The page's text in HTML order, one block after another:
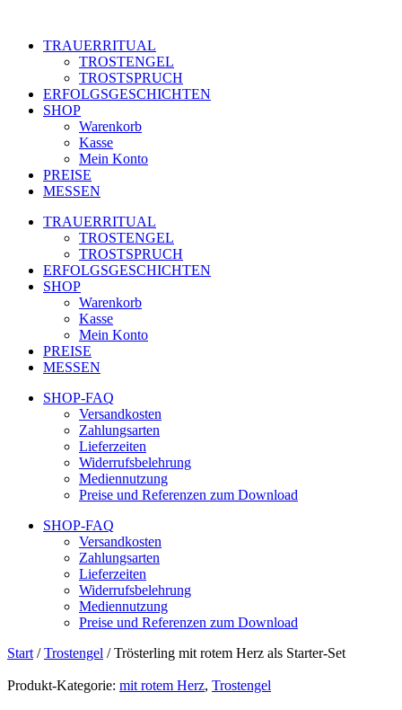
springenTRAUERRITUAL
TROSTENGEL
TROSTSPRUCH
ERFOLGSGESCHICHTEN
SHOP
Warenkorb
Kasse
Mein Konto
PREISE
MESSEN
TRAUERRITUAL
TROSTENGEL
TROSTSPRUCH
ERFOLGSGESCHICHTEN
SHOP
Warenkorb
Kasse
Mein Konto
PREISE
MESSEN
SHOP-FAQ
Versandkosten
Zahlungsarten
Lieferzeiten
Widerrufsbelehrung
Mediennutzung
Preise und Referenzen zum Download
SHOP-FAQ
Versandkosten
Zahlungsarten
Lieferzeiten
Widerrufsbelehrung
Mediennutzung
Preise und Referenzen zum Download
Start /Trostengel / Trösterling mit rotem Herz als Starter-Set
Produkt-Kategorie: mit rotem Herz, Trostengel